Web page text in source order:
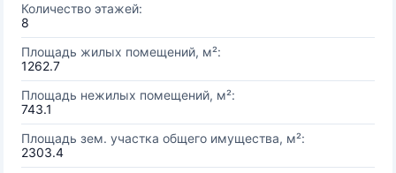
Количество этажей:
8
Площадь жилых помещений, м²:
1262.7
Площадь нежилых помещений, м²:
743.1
Площадь зем. участка общего имущества, м²:
2303.4